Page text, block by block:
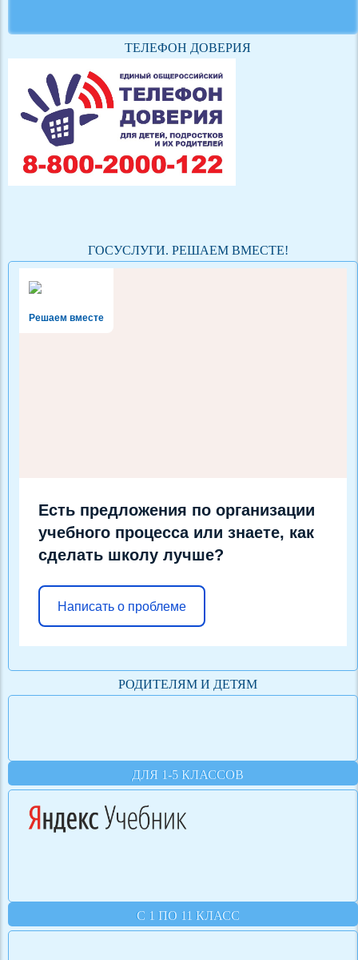
ТЕЛЕФОН ДОВЕРИЯ
ГОСУСЛУГИ. РЕШАЕМ ВМЕСТЕ!
Решаем вместе
Есть предложения по организации
учебного процесса или знаете, как
сделать школу лучше?
Написать о проблеме
РОДИТЕЛЯМ И ДЕТЯМ
ДЛЯ 1-5 КЛАССОВ
С 1 ПО 11 КЛАСС